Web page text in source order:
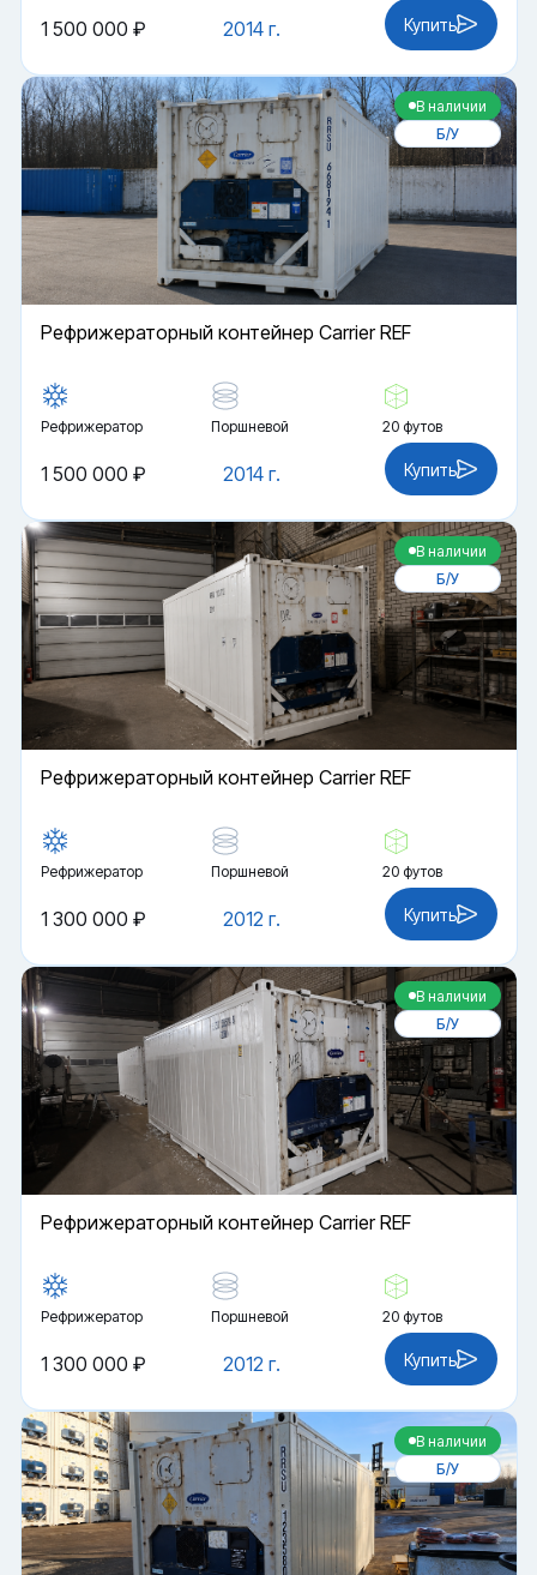
2014 г.
1 500 000 ₽ Купить
В наличии
Б/У
Рефрижераторный контейнер Carrier REF
Рефрижератор Поршневой 20 футов
2014 г.
1 500 000 ₽ Купить
В наличии
Б/У
Рефрижераторный контейнер Carrier REF
Рефрижератор Поршневой 20 футов
2012 г.
1 300 000 ₽ Купить
В наличии
Б/У
Рефрижераторный контейнер Carrier REF
Рефрижератор Поршневой 20 футов
2012 г.
1 300 000 ₽ Купить
В наличии
Б/У